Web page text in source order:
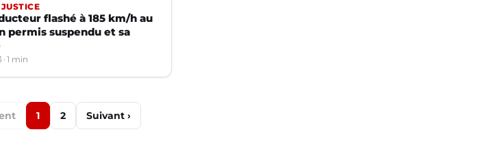
flashé à 185 km/h au
permis suspendu et sa
1 min
1 2 Suivant ›